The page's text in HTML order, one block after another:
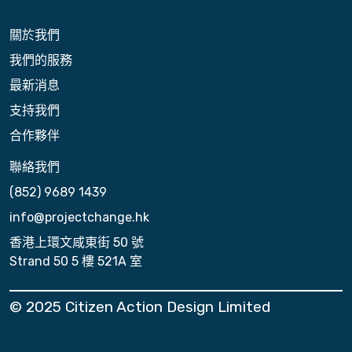
關於我們
我們的服務
最新消息
支持我們
合作夥伴
聯絡我們
(852) 9689 1439
info@projectchange.hk
香港上環文咸東街 50 號
Strand 50 5 樓 521A 室
© 2025 Citizen Action Design Limited